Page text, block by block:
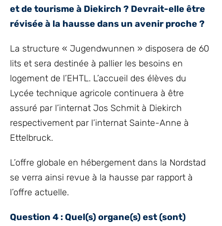
et de tourisme à Diekirch ? Devrait-elle être
révisée à la hausse dans un avenir proche ?
La structure « Jugendwunnen » disposera de 60
lits et sera destinée à pallier les besoins en
logement de l’EHTL. L’accueil des élèves du
Lycée technique agricole continuera à être
assuré par l’internat Jos Schmit à Diekirch
respectivement par l’internat Sainte-Anne à
Ettelbruck.
L’offre globale en hébergement dans la Nordstad
se verra ainsi revue à la hausse par rapport à
l’offre actuelle.
Question 4 : Quel(s) organe(s) est (sont)